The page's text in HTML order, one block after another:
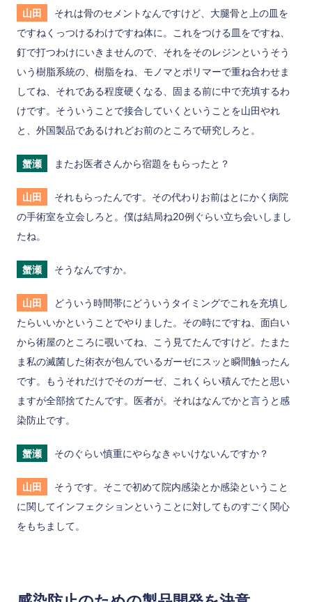
山田
それは骨のセメントなんですけど、大腿骨と上の皿を
ですねくっつけるわけですね体に。これをつける皿をですね、
釘で打つわけにいきませんので、それをそのレジンというそう
いう樹脂系統の、樹脂をね、モノマとポリマーで重ね合わせま
してね、それである程度硬くなる、固まる前に中で充填するわ
けです。そういうことで接合していくということを山田やれ
と、外国製品であるけれどお前のところで研究しろと。
蟹瀬 またお医者さんから宿題をもらったと？
山田
それもらったんです。その代わりお前はとにかく病院
の手術室を立会しろと。僕は結局ね20例ぐらい立ち会いしまし
たね。
蟹瀬 そうなんですか。
山田
どういう時間帯にどういうタイミングでこれを充填し
たらいいかということでやりました。その時にですね、面白い
から術屋のところに覗いてね、こう見てたんですけど。たまた
ま私の滅菌した術衣が包んでいるガーゼにスッと瞬間触ったん
です。もうそれだけでそのガーゼ、これくらい積んでたと思い
ますが全部捨てたんです。医者が。それはなんでかと言うと感
染防止です。
蟹瀬 そのぐらい慎重にやらなきゃいけないんですか？
山田
そうです。そこで初めて院内感染とか感染ということ
に関してインフェクションということに対してものすごく関心
をもちまして。